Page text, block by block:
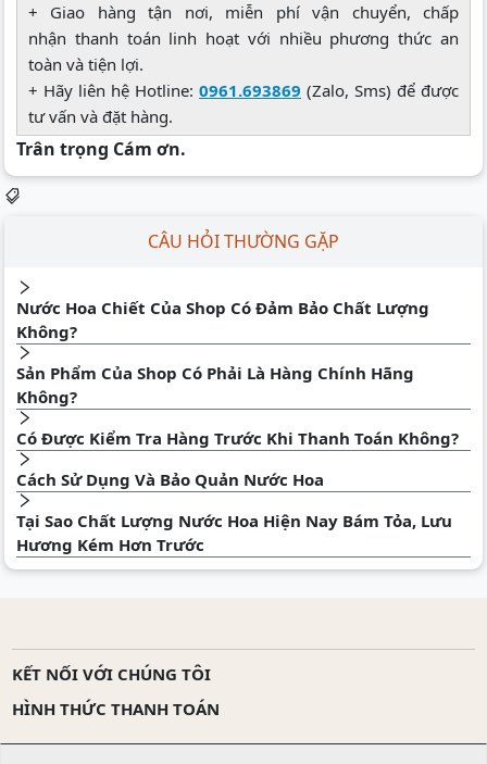
+ Giao hàng tận nơi, miễn phí vận chuyển, chấp
nhận thanh toán linh hoạt với nhiều phương thức an
toàn và tiện lợi.
+ Hãy liên hệ Hotline: 0961.693869 (Zalo, Sms) để được
tư vấn và đặt hàng.
Trân trọng Cám ơn.
CÂU HỎI THƯỜNG GẶP
Nước Hoa Chiết Của Shop Có Đảm Bảo Chất Lượng
Không?
Sản Phẩm Của Shop Có Phải Là Hàng Chính Hãng
Không?
Có Được Kiểm Tra Hàng Trước Khi Thanh Toán Không?
Cách Sử Dụng Và Bảo Quản Nước Hoa
Tại Sao Chất Lượng Nước Hoa Hiện Nay Bám Tỏa, Lưu
Hương Kém Hơn Trước
KẾT NỐI VỚI CHÚNG TÔI
HÌNH THỨC THANH TOÁN